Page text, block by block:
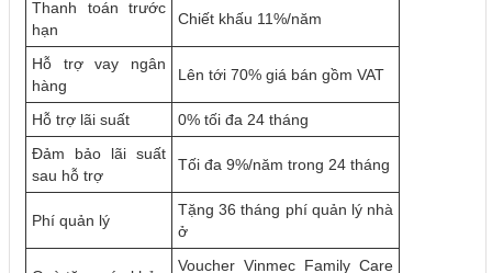
Thanh toán trước
hạn
Chiết khấu 11%/năm
Hỗ trợ vay ngân
hàng
Lên tới 70% giá bán gồm VAT
Hỗ trợ lãi suất
0% tối đa 24 tháng
Đảm bảo lãi suất
sau hỗ trợ
Tối đa 9%/năm trong 24 tháng
Phí quản lý
Tặng 36 tháng phí quản lý nhà
ở
Voucher Vinmec Family Care